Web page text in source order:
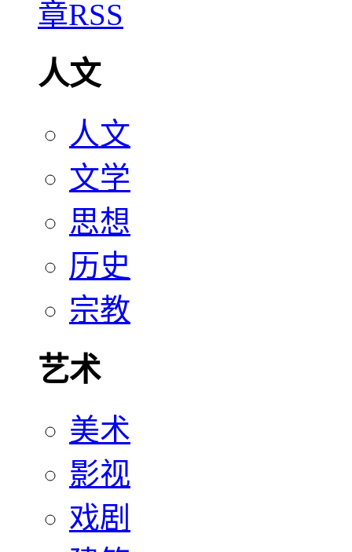
人文
人文
文学
思想
历史
宗教
艺术
美术
影视
戏剧